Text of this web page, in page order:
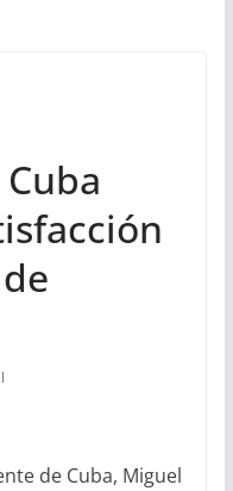
de Cuba, Miguel